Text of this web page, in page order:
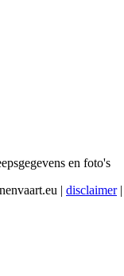
en foto's
| disclaimer |